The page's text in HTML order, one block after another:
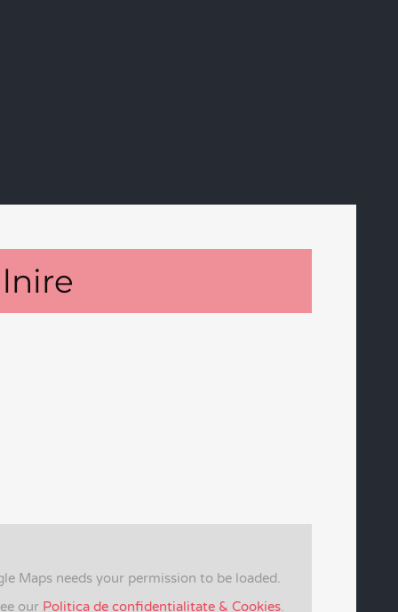
Maps needs your permission to be loaded.
our Politica de confidentialitate & Cookies.